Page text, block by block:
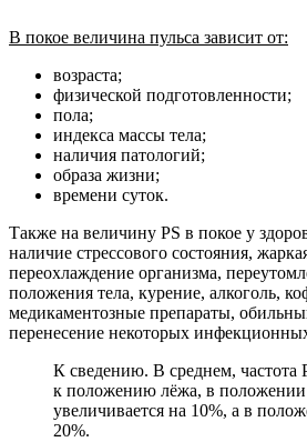
В покое величина пульса зависит от:
возраста;
физической подготовленности;
пола;
индекса массы тела;
наличия патологий;
образа жизни;
времени суток.
Также на величину PS в покое у
наличие стрессового состояния,
переохлаждение организма,
положения тела, курение, алкоголь,
медикаментозные препараты,
перенесение некоторых
К сведению. В среднем,
к положению лёжа, в положении
увеличивается на 10%, а в
20%.